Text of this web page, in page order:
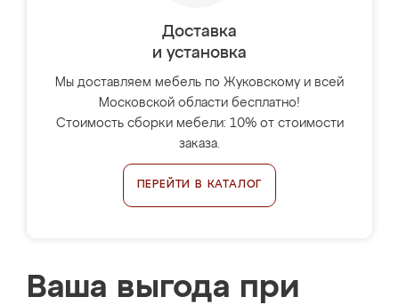
Доставка
и установка
Мы доставляем мебель по Жуковскому и всей
Московской области бесплатно!
Стоимость сборки мебели: 10% от стоимости
заказа.
ПЕРЕЙТИ В КАТАЛОГ
Ваша выгода при